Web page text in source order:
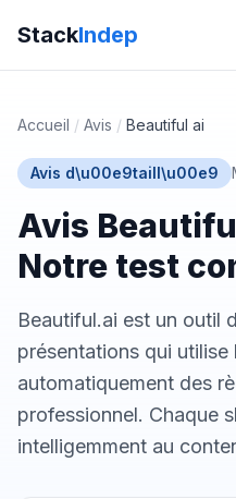
StackIndep
Accueil / Avis / Beautiful ai
Avis d\u00e9taill\u00e9
Avis
Notre test
Beautiful.ai est un outil
présentations qui
automatiquement des
professionnel. Chaque
intelligemment au